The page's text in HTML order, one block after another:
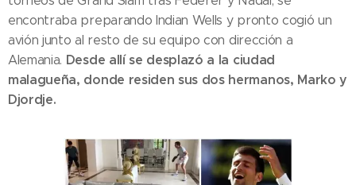
encontraba preparando Indian Wells y pronto cogió un
avión junto al resto de su equipo con dirección a
Alemania. Desde allí se desplazó a la ciudad
malagueña, donde residen sus dos hermanos, Marko y
Djordje.